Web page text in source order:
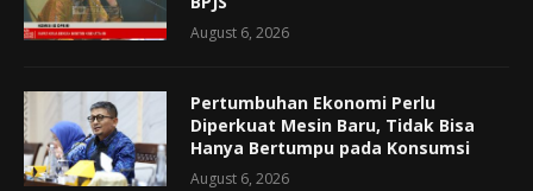
August 6, 2026
Pertumbuhan Ekonomi Perlu
Diperkuat Mesin Baru, Tidak Bisa
Hanya Bertumpu pada Konsumsi
August 6, 2026